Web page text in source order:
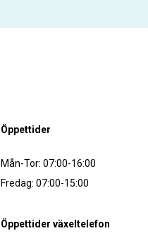
Öppettider
Mån-Tor: 07:00-16:00
Fredag: 07:00-15:00
Öppettider växeltelefon